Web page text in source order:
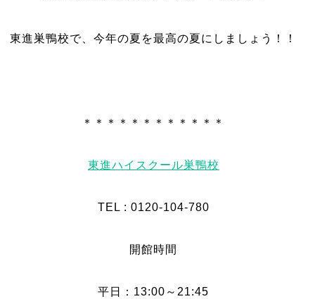
東進巣鴨校で、今年の夏を最高の夏にしましょう！！
＊＊＊＊＊＊＊＊＊＊＊＊
東進ハイスクール巣鴨校
TEL : 0120-104-780
開館時間
平日：13:00～21:45